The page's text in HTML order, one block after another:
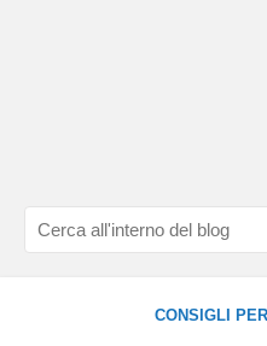
CONSIGLI